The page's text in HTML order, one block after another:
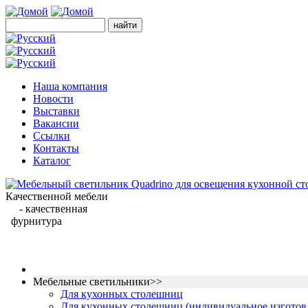
Наша компания
Новости
Выставки
Вакансии
Ссылки
Контакты
Каталог
Качественной мебели
- качественная
фурнитура
Мебельные светильники>>
Для кухонных столешниц